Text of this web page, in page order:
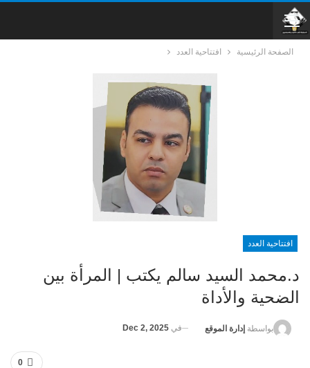
الصفحة الرئيسية افتتاحية العدد
افتتاحية العدد
د.محمد السيد سالم يكتب | المرأة بين
الضحية والأداة
بواسطة إدارة الموقع في Dec 2, 2025
0